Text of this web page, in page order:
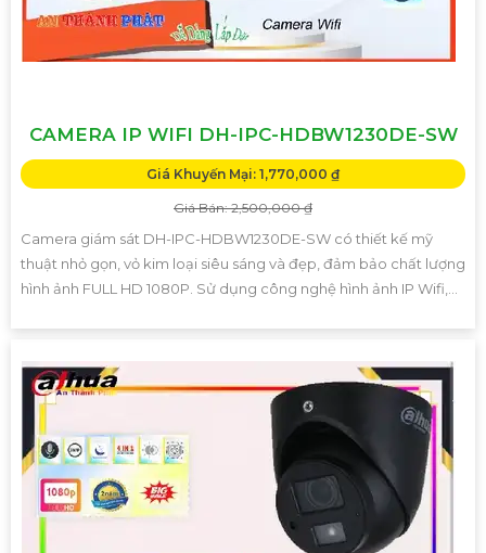
CAMERA IP WIFI DH-IPC-HDBW1230DE-SW
Giá Khuyến Mại: 1,770,000 ₫
Giá Bán: 2,500,000 ₫
Camera giám sát DH-IPC-HDBW1230DE-SW có thiết kế mỹ
thuật nhỏ gọn, vỏ kim loại siêu sáng và đẹp, đảm bảo chất lượng
hình ảnh FULL HD 1080P. Sử dụng công nghệ hình ảnh IP Wifi,...